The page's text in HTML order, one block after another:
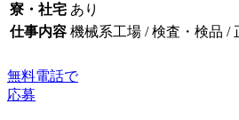
寮・社宅 あり
仕事内容 機械系工場 / 検査・検品 /
無料電話で
応募